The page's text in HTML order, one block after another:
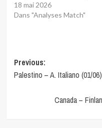
18 mai 2026
Dans "Analyses Match"
Post
navigation
Previous:
Palestino – A. Italiano (01/
Canada –